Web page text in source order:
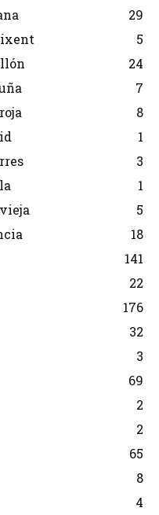
29
5
24
7
8
1
3
1
5
18
141
22
176
32
3
69
2
2
65
8
4